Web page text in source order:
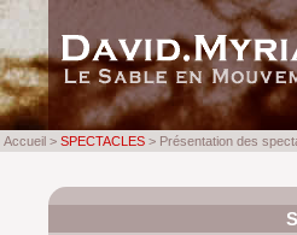
Accueil > SPECTACLES > Présentation des